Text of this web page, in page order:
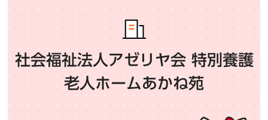
社会福祉法人アゼリヤ会 特別養護
老人ホームあかね苑